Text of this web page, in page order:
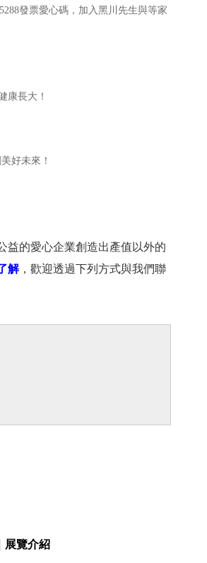
發票愛心碼，加入黑川先生與等家
康長大！
好未來！
益的愛心企業創造出產值以外的
解 ，歡迎透過下列方式與我們聯
展覽介紹